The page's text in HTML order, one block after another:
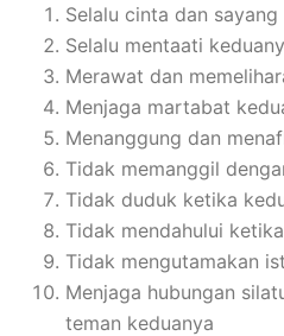
Selalu cinta dan
Selalu mentaati
Merawat dan
Menjaga martabat
Menanggung dan
Tidak memanggil
Tidak duduk ketika
Tidak mendahului
Tidak mengutamakan
Menjaga hubungan
teman keduanya